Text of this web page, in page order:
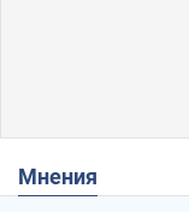
Мнения